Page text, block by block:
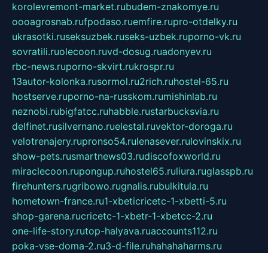
korolevremont-market.rubudem-znakomye.ru
oooagrosnab.rufpodaso.ruemfire.rupro-otdelky.ru
ukrasotki.ruseksuzbek.ruseks-uzbek.ruporno-vk.ru
sovratili.ruolecoon.ruvd-dosug.ruadonyev.ru
rbc-news.ruporno-skvirt.rukrospr.ru
13autor-kolonka.rusormol.ru2rich.ruhostel-65.ru
hostserve.ruporno-na-russkom.rumishinlab.ru
neznobi.rubigfatcc.ruhabble.rustarbucksvia.ru
delfinet.rusilvernano.ruelestal.ruvektor-doroga.ru
velotrenajery.rupronso54.rulenasever.rulovinskix.ru
show-pets.rusmartnews03.rudiscofoxworld.ru
miraclecoon.rupongup.ruhostel65.ruliura.ruglasspb.ru
firehunters.rugribowo.rugnalis.rubulkitula.ru
hometown-france.ru1-xbeticricetc-1-xbetti-5.ru
shop-garena.rucricetc-1-xbetr-1-xbetcc-2.ru
one-life-story.rutop-halyava.ruaccounts112.ru
poka-vse-doma-2.ru3-d-file.ruhahahaharms.ru